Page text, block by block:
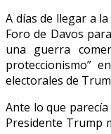
A días de llegar a
Foro de Davos
una guerra
proteccionismo”
electorales de
Ante lo que
Presidente Trump